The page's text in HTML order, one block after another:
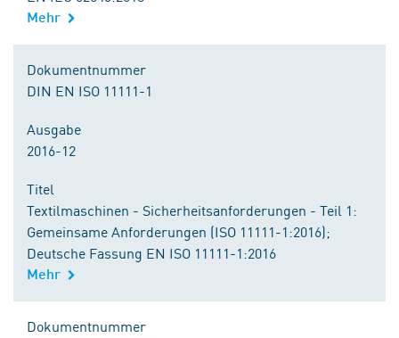
Mehr
Dokumentnummer
DIN EN ISO 11111-1
Ausgabe
2016-12
Titel
Textilmaschinen - Sicherheitsanforderungen - Teil 1:
Gemeinsame Anforderungen (ISO 11111-1:2016);
Deutsche Fassung EN ISO 11111-1:2016
Mehr
Dokumentnummer